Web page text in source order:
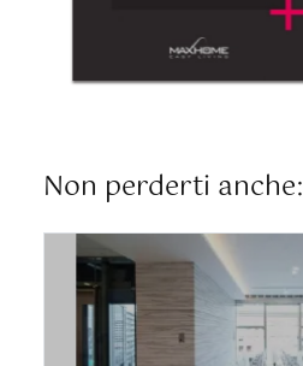
Non perderti anche: